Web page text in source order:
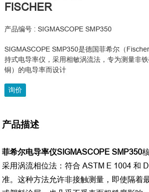
FISCHER
产品编号 : SIGMASCOPE SMP350
SIGMASCOPE SMP350是德国菲希尔（
持式电导率仪，采用相敏涡流法，专为测量非铁
铜）的电导率而设计
询价
产品描述
菲希尔电导率仪SIGMASCOPE SMP350
采用涡流相位法：符合 ASTM E 1004 和
准。这种方法允许非接触测量，即使隔着